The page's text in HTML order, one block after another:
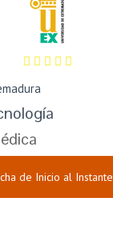
de Inicio al Instante